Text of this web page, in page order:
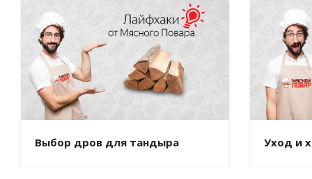
Выбор дров для тандыра Уход и